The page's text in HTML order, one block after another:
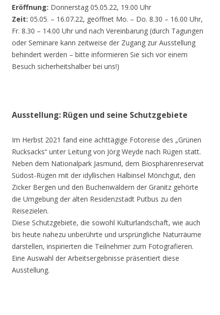
Eröffnung: Donnerstag 05.05.22, 19.00 Uhr
Zeit: 05.05. – 16.07.22, geöffnet Mo. – Do. 8.30 – 16.00 Uhr,
Fr. 8.30 – 14.00 Uhr und nach Vereinbarung (durch Tagungen
oder Seminare kann zeitweise der Zugang zur Ausstellung
behindert werden – bitte informieren Sie sich vor einem
Besuch sicherheitshalber bei uns!)
Ausstellung: Rügen und seine Schutzgebiete
Im Herbst 2021 fand eine achttägige Fotoreise des „Grünen
Rucksacks“ unter Leitung von Jörg Weyde nach Rügen statt.
Neben dem Nationalpark Jasmund, dem Biosphärenreservat
Südost-Rügen mit der idyllischen Halbinsel Mönchgut, den
Zicker Bergen und den Buchenwäldern der Granitz gehörte
die Umgebung der alten Residenzstadt Putbus zu den
Reisezielen.
Diese Schutzgebiete, die sowohl Kulturlandschaft, wie auch
bis heute nahezu unberührte und ursprüngliche Naturräume
darstellen, inspirierten die Teilnehmer zum Fotografieren.
Eine Auswahl der Arbeitsergebnisse präsentiert diese
Ausstellung.